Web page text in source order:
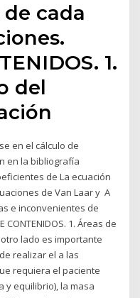
cada
1.
del
en el cálculo de
en la bibliografía
de La ecuación
de Van Laar y A
e inconvenientes de
1. Áreas de
lado es importante
realizar el a las
requiera el paciente
y equilibrio), la masa